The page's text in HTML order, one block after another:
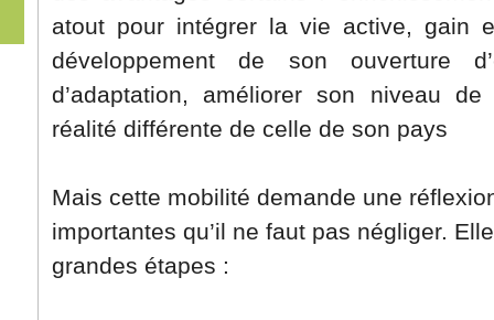
atout pour intégrer la vie active, gain
développement de son ouverture
d’adaptation, améliorer son niveau de
réalité différente de celle de son pays
Mais cette mobilité demande une
importantes qu’il ne faut pas négliger.
grandes étapes :